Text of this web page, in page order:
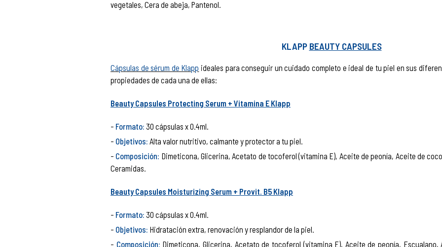
vegetales, Cera de abeja, Pantenol.
KLAPP BEAUTY CAPSULES
Cápsulas de sérum de Klapp ideales para conseguir un cuidado completo e ideal de tu piel en sus
propiedades de cada una de ellas:
Beauty Capsules Protecting Serum + Vitamina E Klapp
Formato: 30 cápsulas x 0.4ml.
Objetivos: Alta valor nutritivo, calmante y protector a tu piel.
Composición: Dimeticona, Glicerina, Acetato de tocoferol (vitamina E), Aceite de peonía, Aceite de
Ceramidas.
Beauty Capsules Moisturizing Serum + Provit. B5 Klapp
Formato: 30 cápsulas x 0.4ml.
Objetivos: Hidratación extra, renovación y resplandor de la piel.
Composición: Dimeticona, Glicerina, Acetato de tocoferol (vitamina E), Aceite de peonía,